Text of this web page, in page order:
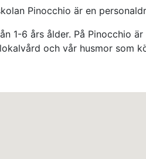
Pinocchio är en
1-6 års ålder. På Pinocchio
och vår husmor som